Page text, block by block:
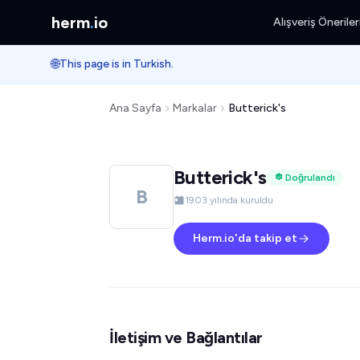
herm.io Alışveriş Önerileri
🌐This page is in Turkish.
Ana Sayfa Markalar Butterick's
B
Butterick's
Doğrulandı
1903 yılında kuruldu
Herm.io'da takip et
İletişim ve Bağlantılar